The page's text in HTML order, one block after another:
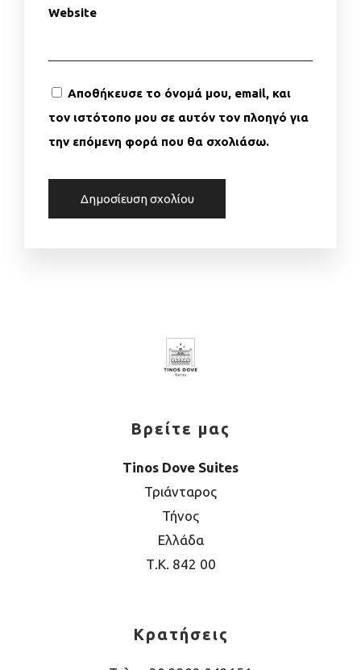
Website
Αποθήκευσε το όνομά μου, email, και
τον ιστότοπο μου σε αυτόν τον πλοηγό για
την επόμενη φορά που θα σχολιάσω.
Βρείτε μας
Tinos Dove Suites
Τριάνταρος
Τήνος
Ελλάδα
Τ.Κ. 842 00
Κρατήσεις